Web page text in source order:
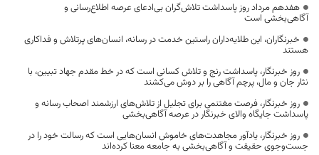
هفدهم مرداد روز پاسداشت تلاش‌گران بی‌ادعای عرصه اطلاع‌رسانی و
آگاهی‌بخشی است
خبرنگاران، این طلایه‌داران راستین خدمت در رسانه، انسان‌های پرتلاش و فداکاری
هستند
روز خبرنگار، پاسداشت رنج و تلاش کسانی است که در خط مقدم جهاد تبیین، با
نثار جان و مال، پرچم آگاهی را بر دوش می‌کشند
روز خبرنگار، فرصت مغتنمی برای تجلیل از تلاش‌های ارزشمند اصحاب رسانه و
پاسداشت جایگاه والای خبرنگار در عرصه آگاهی‌بخشی
روز خبرنگار، یادآور مجاهدت‌های خاموش انسان‌هایی است که رسالت خود را در
جست‌وجوی حقیقت و آگاهی‌بخشی به جامعه معنا کرده‌اند